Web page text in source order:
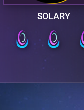
SOLARY